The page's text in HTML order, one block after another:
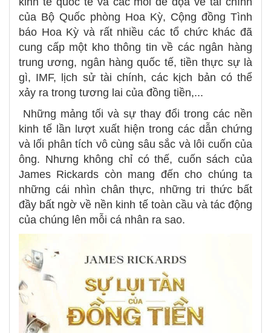
của Bộ Quốc phòng Hoa Kỳ, Cộng đồng Tình
báo Hoa Kỳ và rất nhiều các tổ chức khác đã
cung cấp một kho thông tin về các ngân hàng
trung ương, ngân hàng quốc tế, tiền thực sự là
gì, IMF, lịch sử tài chính, các kịch bản có thể
xảy ra trong tương lai của đồng tiền,...
Những mảng tối và sự thay đổi trong các nền
kinh tế lần lượt xuất hiện trong các dẫn chứng
và lối phân tích vô cùng sâu sắc và lôi cuốn của
ông. Nhưng không chỉ có thế, cuốn sách của
James Rickards còn mang đến cho chúng ta
những cái nhìn chân thực, những tri thức bất
đầy bất ngờ về nền kinh tế toàn cầu và tác động
của chúng lên mỗi cá nhân ra sao.